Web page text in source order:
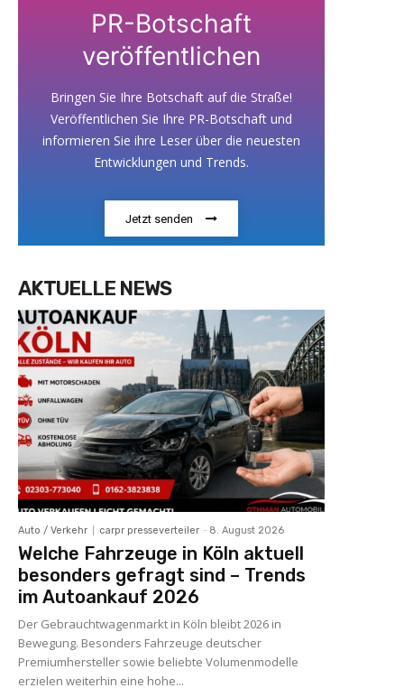
PR-Botschaft
veröffentlichen
Bringen Sie Ihre Botschaft auf die Straße!
Veröffentlichen Sie Ihre PR-Botschaft und
informieren Sie ihre Leser über die neuesten
Entwicklungen und Trends.
Jetzt senden
AKTUELLE NEWS
Auto / Verkehr carpr presseverteiler - 8. August 2026
Welche Fahrzeuge in Köln aktuell
besonders gefragt sind – Trends
im Autoankauf 2026
Der Gebrauchtwagenmarkt in Köln bleibt 2026 in
Bewegung. Besonders Fahrzeuge deutscher
Premiumhersteller sowie beliebte Volumenmodelle
erzielen weiterhin eine hohe...